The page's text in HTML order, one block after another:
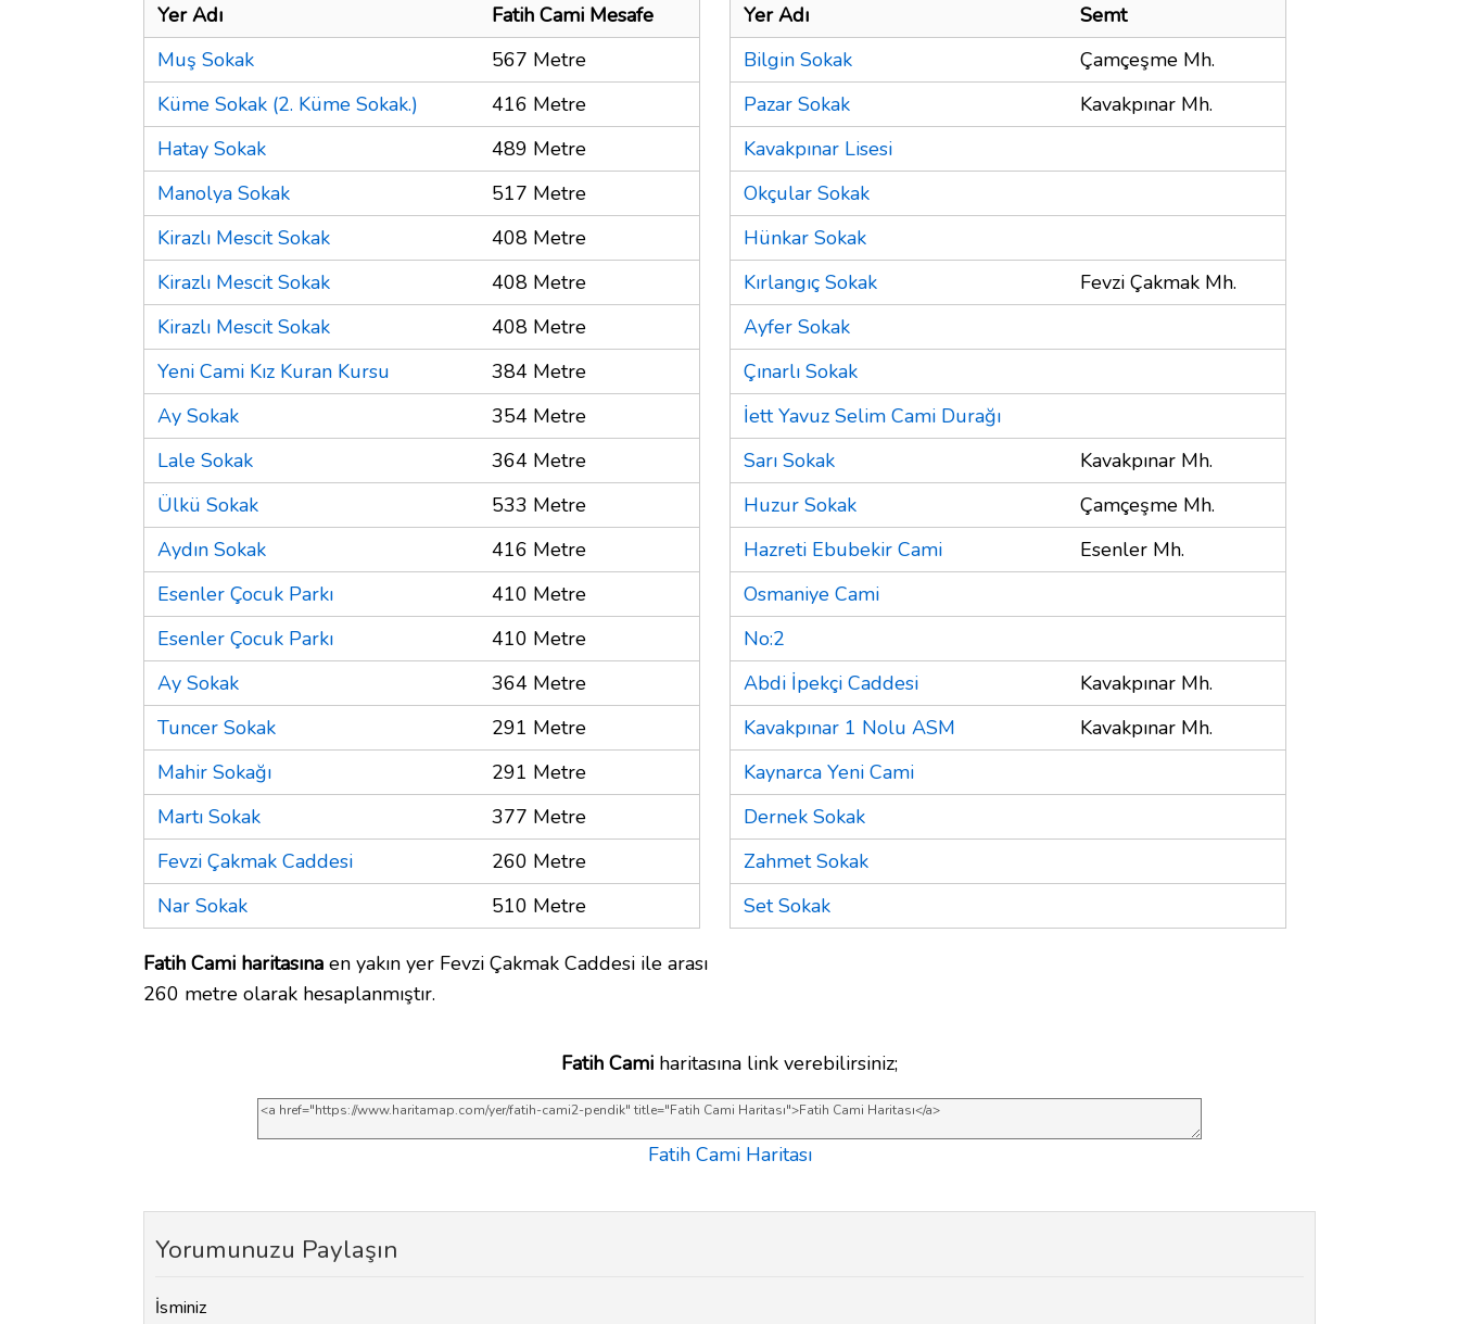
Yer Adı
Fatih Cami Mesafe
Muş Sokak
567 Metre
Küme Sokak (2. Küme Sokak.)
416 Metre
Hatay Sokak
489 Metre
Manolya Sokak
517 Metre
Kirazlı Mescit Sokak
408 Metre
Kirazlı Mescit Sokak
408 Metre
Kirazlı Mescit Sokak
408 Metre
Yeni Cami Kız Kuran Kursu
384 Metre
Ay Sokak
354 Metre
Lale Sokak
364 Metre
Ülkü Sokak
533 Metre
Aydın Sokak
416 Metre
Esenler Çocuk Parkı
410 Metre
Esenler Çocuk Parkı
410 Metre
Ay Sokak
364 Metre
Tuncer Sokak
291 Metre
Mahir Sokağı
291 Metre
Martı Sokak
377 Metre
Fevzi Çakmak Caddesi
260 Metre
Nar Sokak
510 Metre
Fatih Cami haritasına en yakın yer Fevzi Çakmak Caddesi ile arası
260 metre olarak hesaplanmıştır.
Yer Adı
Semt
Bilgin Sokak
Çamçeşme Mh.
Pazar Sokak
Kavakpınar Mh.
Kavakpınar Lisesi
Okçular Sokak
Hünkar Sokak
Kırlangıç Sokak
Fevzi Çakmak Mh.
Ayfer Sokak
Çınarlı Sokak
İett Yavuz Selim Cami Durağı
Sarı Sokak
Kavakpınar Mh.
Huzur Sokak
Çamçeşme Mh.
Hazreti Ebubekir Cami
Esenler Mh.
Osmaniye Cami
No:2
Abdi İpekçi Caddesi
Kavakpınar Mh.
Kavakpınar 1 Nolu ASM
Kavakpınar Mh.
Kaynarca Yeni Cami
Dernek Sokak
Zahmet Sokak
Set Sokak
Fatih Cami haritasına link verebilirsiniz;
Fatih Cami Haritası
Yorumunuzu Paylaşın
İsminiz